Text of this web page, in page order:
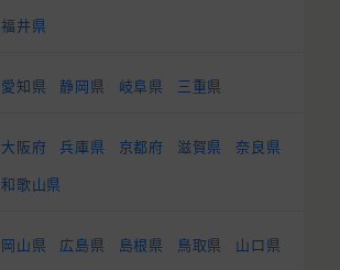
福井県
愛知県 静岡県 岐阜県 三重県
大阪府 兵庫県 京都府 滋賀県
奈良県
和歌山県
岡山県 広島県 島根県 鳥取県 山口県